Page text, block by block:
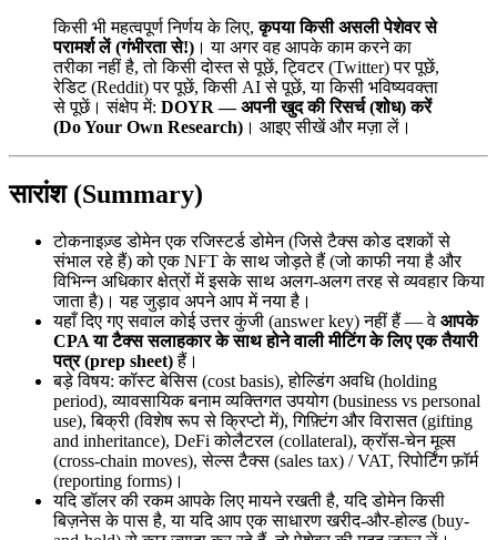
किसी भी महत्वपूर्ण निर्णय के लिए,कृपया किसी असली पेशेवर से
परामर्श लें (गंभीरता से!) । या अगर वह आपके काम करने का
तरीका नहीं है, तो किसी दोस्त से पूछें, ट्विटर (Twitter) पर पूछें,
रेडिट (Reddit) पर पूछें, किसी AI से पूछें, या किसी भविष्यवक्ता
से पूछें। संक्षेप में: DOYR — अपनी खुद की रिसर्च (शोध) करें
(Do Your Own Research) । आइए सीखें और मज़ा लें।
सारांश (Summary)
टोकनाइज़्ड डोमेन एक रजिस्टर्ड डोमेन (जिसे टैक्स कोड दशकों से
संभाल रहे हैं) को एक NFT के साथ जोड़ते हैं (जो काफी नया है और
विभिन्न अधिकार क्षेत्रों में इसके साथ अलग-अलग तरह से व्यवहार किया
जाता है)। यह जुड़ाव अपने आप में नया है।
यहाँ दिए गए सवाल कोई उत्तर कुंजी (answer key) नहीं हैं — वे आपके
CPA या टैक्स सलाहकार के साथ होने वाली मीटिंग के लिए एक तैयारी
पत्र (prep sheet)हैं।
बड़े विषय: कॉस्ट बेसिस (cost basis), होल्डिंग अवधि (holding
period), व्यावसायिक बनाम व्यक्तिगत उपयोग (business vs personal
use), बिक्री (विशेष रूप से क्रिप्टो में), गिफ़्टिंग और विरासत (gifting
and inheritance), DeFi कोलैटरल (collateral), क्रॉस-चेन मूव्स
(cross-chain moves), सेल्स टैक्स (sales tax) / VAT, रिपोर्टिंग फ़ॉर्म
(reporting forms)।
यदि डॉलर की रकम आपके लिए मायने रखती है, यदि डोमेन किसी
बिज़नेस के पास है, या यदि आप एक साधारण खरीद-और-होल्ड (buy-